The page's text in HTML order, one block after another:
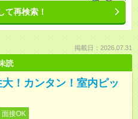
て再検索！
掲載日：2026.07.31
読
！カンタン！室内ピッ
面接OK